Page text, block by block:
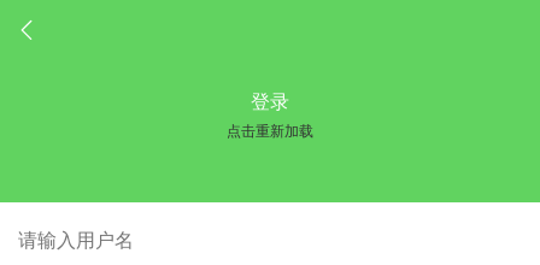
登录
点击重新加载